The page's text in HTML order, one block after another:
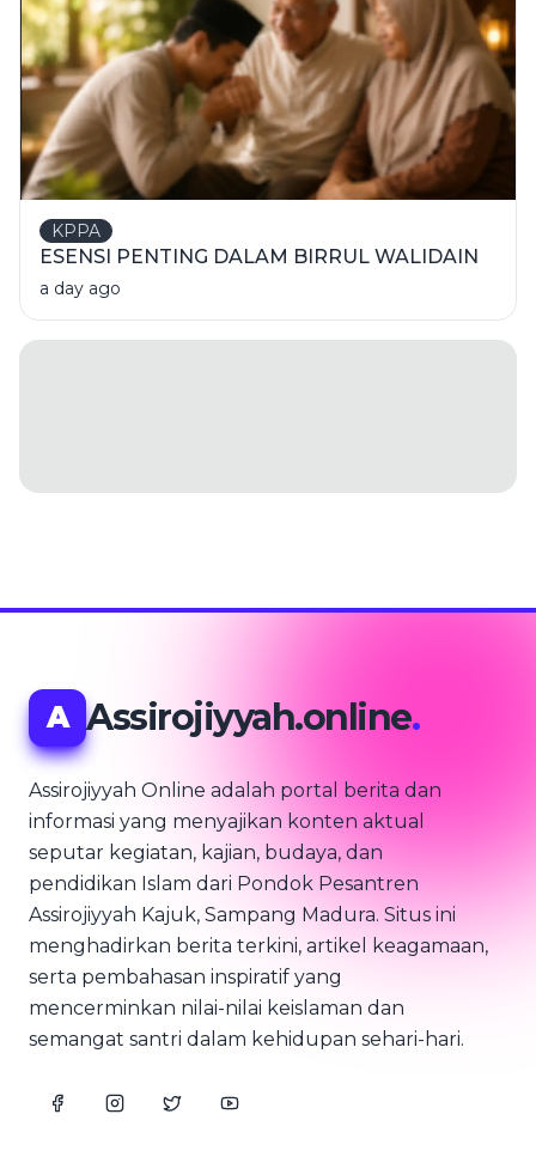
KPPA
ESENSI PENTING DALAM BIRRUL WALIDAIN
a day ago
A Assirojiyyah.online.
Assirojiyyah Online adalah portal berita dan
informasi yang menyajikan konten aktual
seputar kegiatan, kajian, budaya, dan
pendidikan Islam dari Pondok Pesantren
Assirojiyyah Kajuk, Sampang Madura. Situs ini
menghadirkan berita terkini, artikel keagamaan,
serta pembahasan inspiratif yang
mencerminkan nilai-nilai keislaman dan
semangat santri dalam kehidupan sehari-hari.